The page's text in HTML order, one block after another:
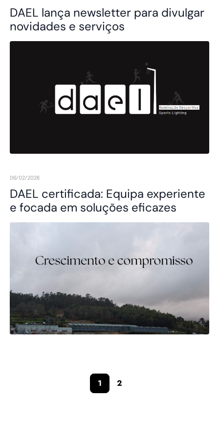
DAEL lança newsletter para divulgar
novidades e serviços
DAEL certificada: Equipa experiente
e focada em soluções eficazes
06/02/2026
1 2